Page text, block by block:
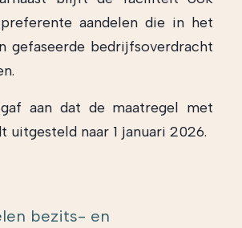
aandelen die in het
gefaseerde bedrijfsoverdracht
aan dat de maatregel met
uitgesteld naar 1 januari 2026.
bezits- en